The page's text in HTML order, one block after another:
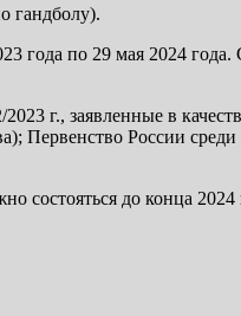
гандболу).
года по 29 мая 2024
г., заявленные в
Первенство России
состояться до конца